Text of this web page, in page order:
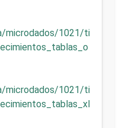
microdados/1021/ti
microdados/1021/ti